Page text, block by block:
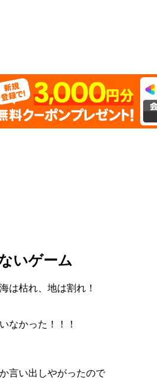
いゲーム
枯れ、地は割れ！
なかった！！！
言い出しやがったので